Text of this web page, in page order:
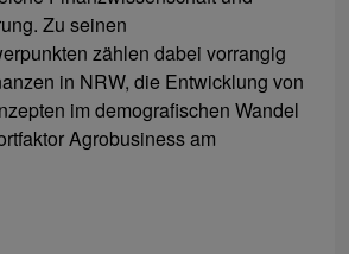
Zu seinen
zählen dabei vorrangig
in NRW, die Entwicklung von
im demografischen Wandel
Agrobusiness am